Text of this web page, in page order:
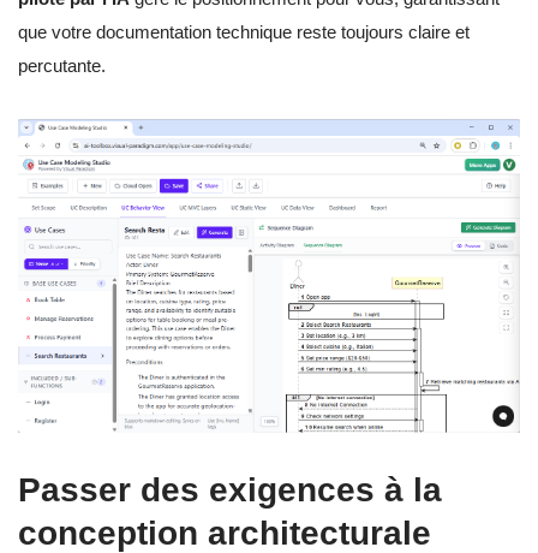
que votre documentation technique reste toujours claire et
percutante.
Passer des exigences à la
conception architecturale